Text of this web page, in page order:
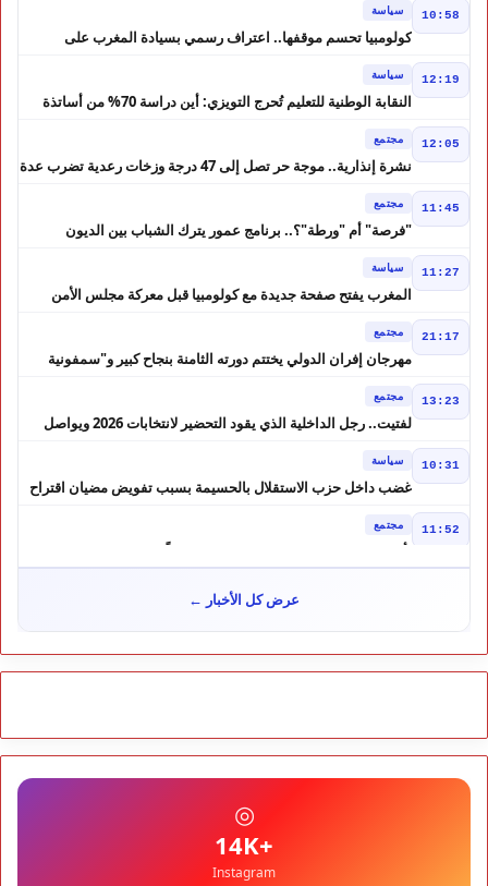
10:58 سياسة
كولومبيا تحسم موقفها.. اعتراف رسمي بسيادة المغرب على
12:19 سياسة
النقابة الوطنية للتعليم تُحرج التويزي: أين دراسة 70% من أساتذة
12:05 مجتمع
نشرة إنذارية.. موجة حر تصل إلى 47 درجة وزخات رعدية تضرب عدة
11:45 مجتمع
"فرصة" أم "ورطة"؟.. برنامج عمور يترك الشباب بين الديون
11:27 سياسة
المغرب يفتح صفحة جديدة مع كولومبيا قبل معركة مجلس الأمن
21:17 مجتمع
مهرجان إفران الدولي يختتم دورته الثامنة بنجاح كبير و"سمفونية
13:23 مجتمع
لفتيت.. رجل الداخلية الذي يقود التحضير لانتخابات 2026 ويواصل
10:31 سياسة
غضب داخل حزب الاستقلال بالحسيمة بسبب تفويض مضيان اقتراح
11:52 مجتمع
تأجيل محاكمة "إسكوبار الصحراء" استئنافياً واستدعاء جميع المتهمين
في حالة سراح
شوكي يعيد وعود الأحرار.. والمغاربة يطالبون بحساب وعود 2021
10:06 مجتمع
كارثة سبتة تتفاقم.. انتشال جثث جديدة واستمرار البحث عن هويات
مجتمع
عرض كل الأخبار ←
◎
+14K
Instagram